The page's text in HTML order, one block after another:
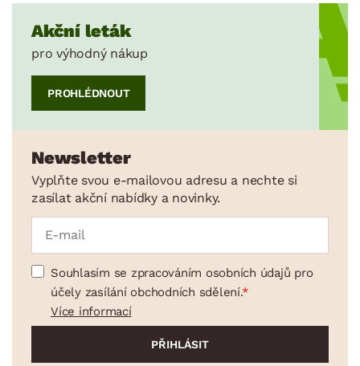
Akční leták
pro výhodný nákup
PROHLÉDNOUT
Newsletter
Vyplňte svou e-mailovou adresu a nechte si
zasílat akční nabídky a novinky.
Souhlasím se zpracováním osobních údajů pro
účely zasílání obchodních sdělení.
Více informací